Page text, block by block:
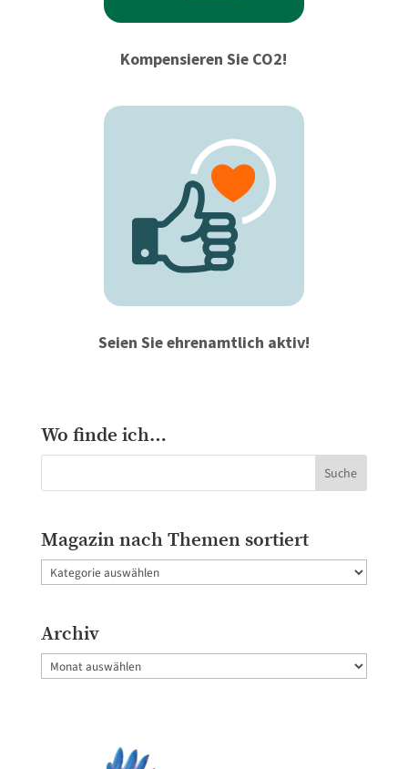
Kompensieren Sie CO2!
Seien Sie ehrenamtlich aktiv!
Wo finde ich…
Magazin nach Themen sortiert
Magazin
sortiert
Archiv
Archiv